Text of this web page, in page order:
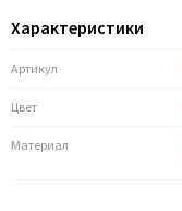
Характеристики
Артикул
Цвет
Материал